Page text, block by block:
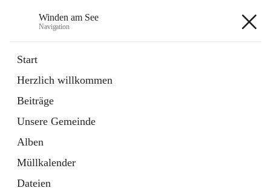
Winden am See
Navigation
Start
Herzlich willkommen
Beiträge
Unsere Gemeinde
Alben
Müllkalender
Dateien
Externe Webseite
in
Tab
Bebauungsplan
öffnet
in
neuem
Tab